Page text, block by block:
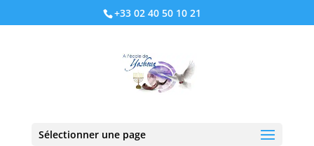
+33 02 40 50 10 21
Sélectionner une page